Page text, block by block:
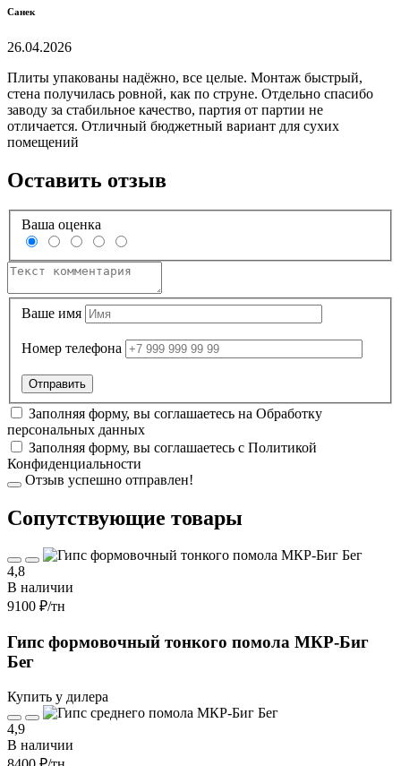
Санек
26.04.2026
Плиты упакованы надёжно, все целые. Монтаж быстрый,
стена получилась ровной, как по струне. Отдельно спасибо
заводу за стабильное качество, партия от партии не
отличается. Отличный бюджетный вариант для сухих
помещений
Оставить отзыв
Ваша оценка
Ваше имя
Номер телефона
Заполняя форму, вы соглашаетесь на Обработку
персональных данных
Заполняя форму, вы соглашаетесь с Политикой
Конфиденциальности
Отзыв успешно отправлен!
Cопутствующие товары
4,8
В наличии
9100 ₽/тн
Гипс формовочный тонкого помола МКР-Биг
Бег
Купить у дилера
4,9
В наличии